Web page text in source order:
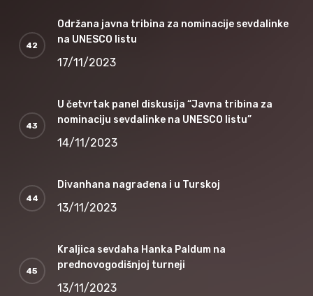
Održana javna tribina za nominacije sevdalinke
na UNESCO listu
17/11/2023
U četvrtak panel diskusija “Javna tribina za
nominaciju sevdalinke na UNESCO listu”
14/11/2023
Divanhana nagrađena i u Turskoj
13/11/2023
Kraljica sevdaha Hanka Paldum na
prednovogodišnjoj turneji
13/11/2023